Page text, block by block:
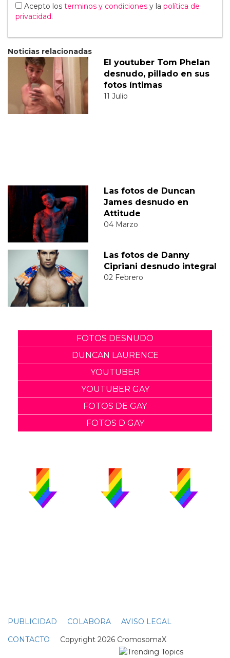
Acepto los terminos y condiciones y la política de
privacidad.
Noticias relacionadas
El youtuber Tom Phelan
desnudo, pillado en sus
fotos íntimas
11 Julio
Las fotos de Duncan
James desnudo en
Attitude
04 Marzo
Las fotos de Danny
Cipriani desnudo integral
02 Febrero
FOTOS DESNUDO
DUNCAN LAURENCE
YOUTUBER
YOUTUBER GAY
FOTOS DE GAY
FOTOS D GAY
PUBLICIDAD COLABORA
AVISO LEGAL
CONTACTO Copyright 2026 CromosomaX